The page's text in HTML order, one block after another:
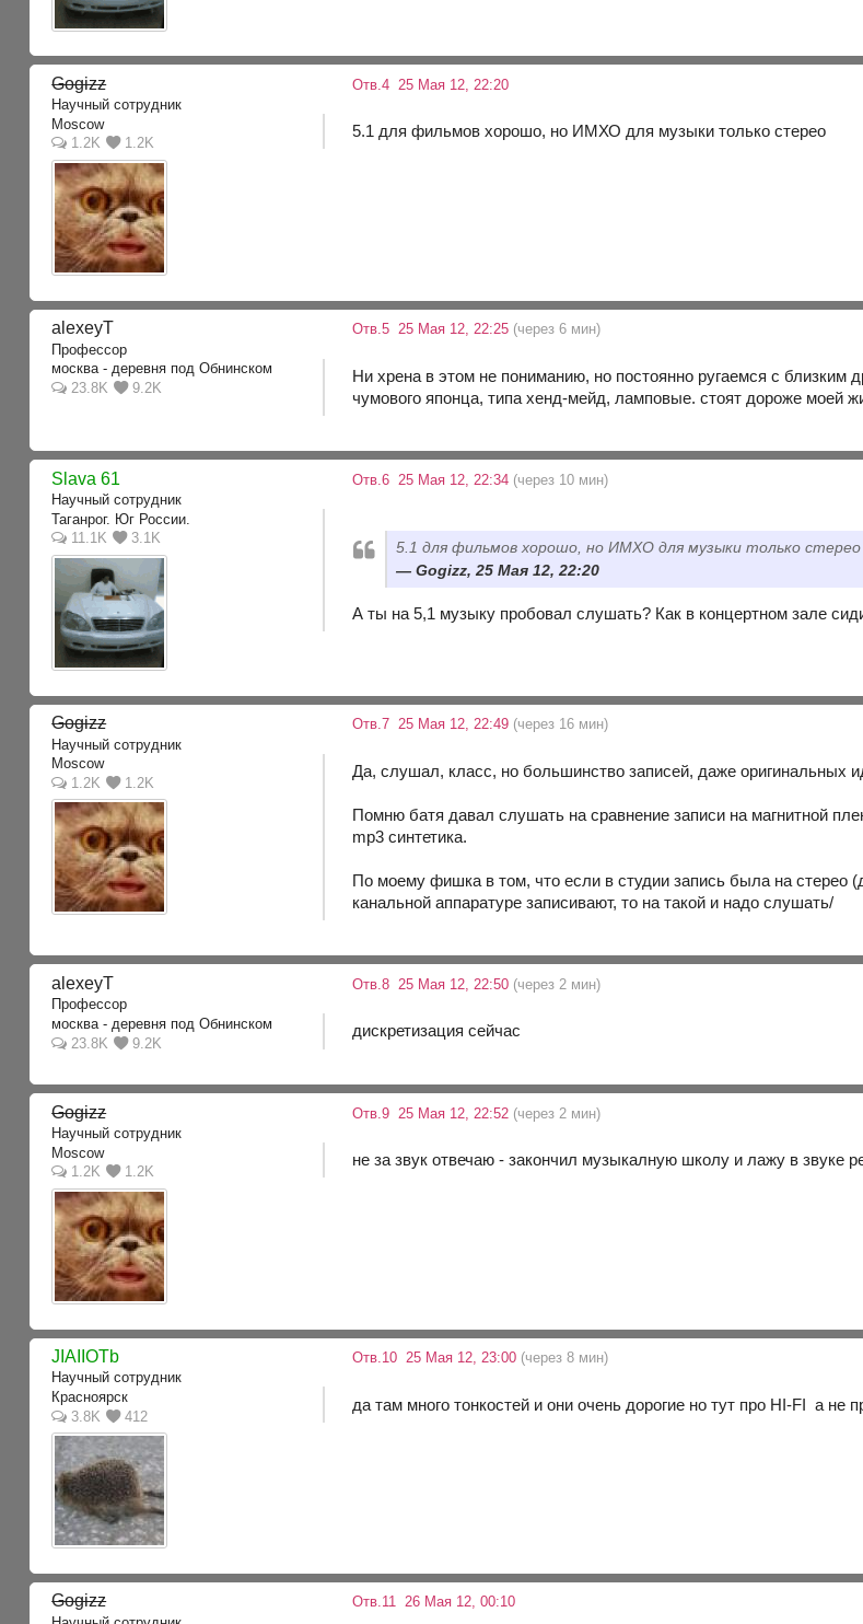
Gogizz
Научный сотрудник
Moscow
1.2K
1.2K
Отв.4 25 Мая 12, 22:20
5.1 для фильмов хорошо, но ИМХО для музыки только стерео
alexeyT
Профессор
москва - деревня под Обнинском
23.8K
9.2K
Отв.5 25 Мая 12, 22:25 (через 6 мин)
Ни хрена в этом не пониманию, но постоянно ругаемся с близким
чумового японца, типа хенд-мейд, ламповые. стоят дороже моей
Slava 61
Научный сотрудник
Таганрог. Юг России.
11.1K
3.1K
Отв.6 25 Мая 12, 22:34 (через 10 мин)
5.1 для фильмов хорошо, но ИМХО для музыки только стерео
Gogizz, 25 Мая 12, 22:20
А ты на 5,1 музыку пробовал слушать? Как в концертном зале
Gogizz
Научный сотрудник
Moscow
1.2K
1.2K
Отв.7 25 Мая 12, 22:49 (через 16 мин)
Да, слушал, класс, но большинство записей, даже оригинальных
Помню батя давал слушать на сравнение записи на магнитной
mp3 синтетика.
По моему фишка в том, что если в студии запись была на стерео
канальной аппаратуре записивают, то на такой и надо слушать/
alexeyT
Профессор
москва - деревня под Обнинском
23.8K
9.2K
Отв.8 25 Мая 12, 22:50 (через 2 мин)
дискретизация сейчас
Gogizz
Научный сотрудник
Moscow
1.2K
1.2K
Отв.9 25 Мая 12, 22:52 (через 2 мин)
не за звук отвечаю - закончил музыкалную школу и лажу в звуке
JIAIIOTb
Научный сотрудник
Красноярск
3.8K
412
Отв.10 25 Мая 12, 23:00 (через 8 мин)
да там много тонкостей и они очень дорогие но тут про HI-FI а не
Gogizz Отв.11 26 Мая 12, 00:10